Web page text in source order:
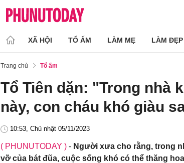
XÃ HỘI TỔ ẤM LÀM MẸ LÀM ĐẸP
Trang chủ Tổ ấm
Tổ Tiên dặn: "Trong nhà
này, con cháu khó giàu
10:53, Chủ nhật 05/11/2023
( PHUNUTODAY ) - Người xưa cho rằng, trong
vỡ của bát đũa, cuộc sống khó có thể thăng